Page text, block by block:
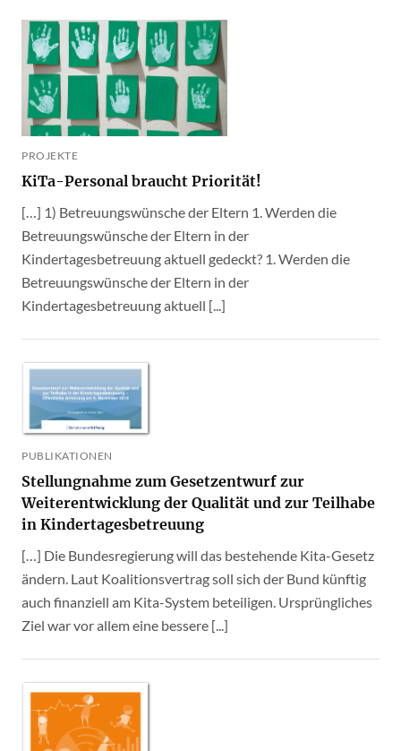
PROJEKTE
KiTa-Personal braucht Priorität!
[…] 1) Betreuungswünsche der Eltern 1. Werden die
Betreuungswünsche der Eltern in der
Kindertagesbetreuung aktuell gedeckt? 1. Werden die
Betreuungswünsche der Eltern in der
Kindertagesbetreuung aktuell [...]
PUBLIKATIONEN
Stellungnahme zum Gesetzentwurf zur
Weiterentwicklung der Qualität und zur Teilhabe
in Kindertagesbetreuung
[…] Die Bundesregierung will das bestehende Kita-Gesetz
ändern. Laut Koalitionsvertrag soll sich der Bund künftig
auch finanziell am Kita-System beteiligen. Ursprüngliches
Ziel war vor allem eine bessere [...]